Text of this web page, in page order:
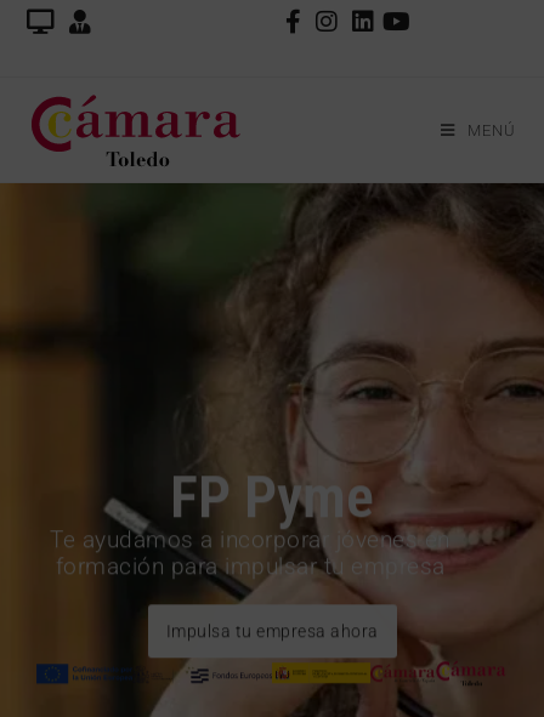
MENÚ
FP Pyme
Te ayudamos a incorporar jóvenes en
formación para impulsar tu empresa
Impulsa tu empresa ahora